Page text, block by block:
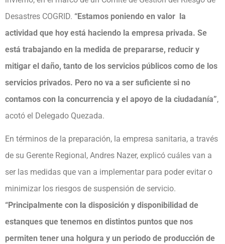
Desastres COGRID. “Estamos poniendo en valor la
actividad que hoy está haciendo la empresa privada. Se
está trabajando en la medida de prepararse, reducir y
mitigar el daño, tanto de los servicios públicos como de los
servicios privados. Pero no va a ser suficiente si no
contamos con la concurrencia y el apoyo de la ciudadanía”,
acotó el Delegado Quezada.
En términos de la preparación, la empresa sanitaria, a través
de su Gerente Regional, Andres Nazer, explicó cuáles van a
ser las medidas que van a implementar para poder evitar o
minimizar los riesgos de suspensión de servicio.
“Principalmente con la disposición y disponibilidad de
estanques que tenemos en distintos puntos que nos
permiten tener una holgura y un periodo de producción de